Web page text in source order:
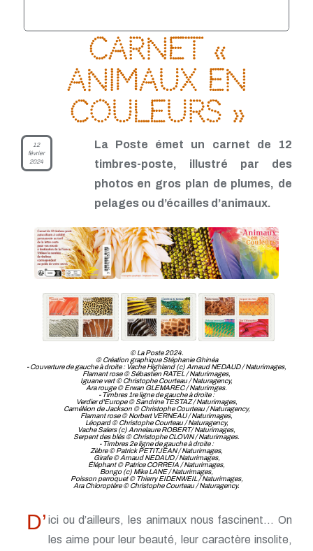
TP - Novembre 2020
TP - Octobre 2020
TP - Septembre 2020
TP - Août 2020
TP - Juillet 2020
TP - Juin 2020
TP - Mai 2020
TP - Mars 2020
TP - Février 2020
TP - Janvier 2020
TP - Décembre 2019
TP - Novembre 2019
TP - Septembre 2019
TP - Août 2019
TP - Juillet 2019
TP - Juin 2019
TP - Avril 2019
TP - Mars 2019
TP - Février 2019
TP - Décembre 2018
TP - Novembre 2018
TP - Octobre 2018
TP - Septembre 2018
TP - Août 2018
TP - Juillet 2018
TP - Juin 2018
TP - Mai 2018
TP - Avril 2018
TP - Mars 2018
TP - Janvier 2018
Carnet «
Animaux en
couleurs »
12
février
2024
La Poste émet un carnet de 12
timbres-poste, illustré par des
photos en gros plan de plumes, de
pelages ou d’écailles d’animaux.
© La Poste 2024.
© Création graphique Stéphanie Ghinéa
- Couverture de gauche à droite : Vache Highland (c) Arnaud NEDAUD / Naturimages,
Flamant rose © Sébastien RATEL / Naturimages,
Iguane vert © Christophe Courteau / Naturagency,
Ara rouge © Erwan GLEMAREC / Naturimges.
- Timbres 1re ligne de gauche à droite :
Verdier d'Europe © Sandrine TESTAZ / Naturimages,
Caméléon de Jackson © Christophe Courteau / Naturagency,
Flamant rose © Norbert VERNEAU / Naturimages,
Léopard © Christophe Courteau / Naturagency,
Vache Salers (c) Annelaure ROBERT/ Naturimages,
Serpent des blés © Christophe CLOVIN / Naturimages.
- Timbres 2e ligne de gauche à droite :
Zèbre © Patrick PETITJEAN / Naturimages,
Girafe © Arnaud NEDAUD / Naturimages,
Éléphant © Patrice CORREIA / Naturimages,
Bongo (c) Mike LANE / Naturimages,
Poisson perroquet © Thierry EIDENWEIL / Naturimages,
Ara Chloroptère © Christophe Courteau / Naturagency.
D’ ici ou d’ailleurs, les animaux nous fascinent… On
les aime pour leur beauté, leur caractère insolite,